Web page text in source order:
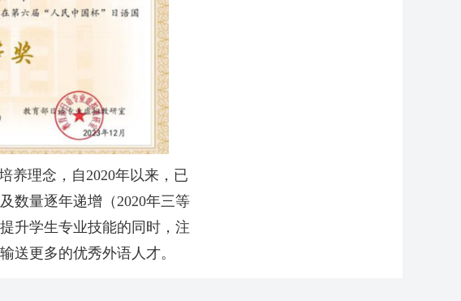
养理念，自2020年以来，已
数量逐年递增（2020年三等
升学生专业技能的同时，注
送更多的优秀外语人才。